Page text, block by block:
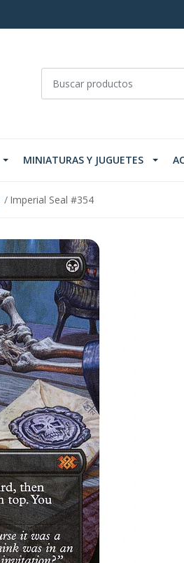
MINIATURAS Y JUGUETES
Imperial Seal #354